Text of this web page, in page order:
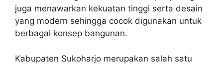
juga menawarkan kekuatan tinggi serta desain
yang modern sehingga cocok digunakan untuk
berbagai konsep bangunan.
Kabupaten Sukoharjo merupakan salah satu